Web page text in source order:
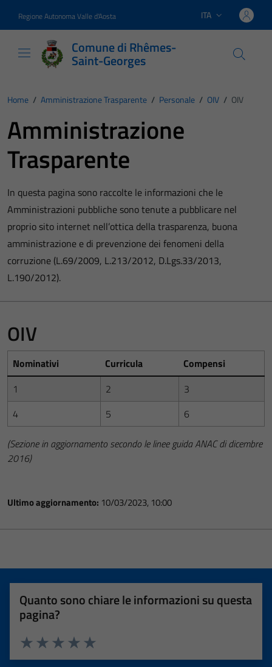
Regione Autonoma Valle d'Aosta Lingua attiva:
ITA
Comune di Rhêmes-
Saint-Georges
Home / Amministrazione Trasparente / Personale / OIV / OIV
Amministrazione
Trasparente
In questa pagina sono raccolte le informazioni che le
Amministrazioni pubbliche sono tenute a pubblicare nel
proprio sito internet nell’ottica della trasparenza, buona
amministrazione e di prevenzione dei fenomeni della
corruzione (L.69/2009, L.213/2012, D.Lgs.33/2013,
L.190/2012).
OIV
Nominativi Curricula
Compensi
1
2
3
4
5 6
(Sezione in aggiornamento secondo le linee guida ANAC di dicembre
2016)
Ultimo aggiornamento: 10/03/2023, 10:00
Quanto sono chiare le informazioni su questa
pagina?
Valuta 5 stelle su 5
Valuta 4 stelle su 5
Valuta 3 stelle su 5
Valuta 2 stelle su 5
Valuta 1 stelle su 5